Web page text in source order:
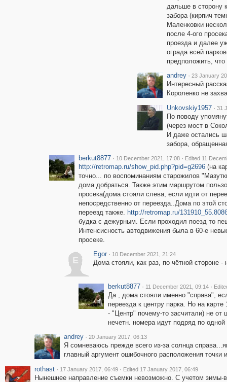
дальше в сторону
забора (кирпич
Маленковки
после 4-ого
проезда и далее
ограда всей
предположить,
andrey · 23 January
Интересный
Короленко не
Unkovskiy1957 · 31
По поводу
(через мост в
И даже остались
забора,
berkut8877 · 10 December 2021, 17:08 · Edited 11
http://retromap.ru/show_pid.php?pid=g2696(на
точно... по воспоминаниям старожилов
дома добраться. Также этим маршрутом
просека(дома стояли слева, если идти от
непосредственно от переезда..Дома по этой
переезд также. http://retromap.ru/
будка с дежурным. Если проходил поезд то
Интенсисность автодвижения была в 60-е
просеке.
E
Egor · 10 December 2021, 21:24
Дома стояли, как раз, по чётной стороне
berkut8877 · 11 December 2021, 09:14 ·
Да , дома стояли именно "справа",
переезда к центру парка. Но на карте
- "Центр" почему-то засчитали) не от
нечетн. номера идут подряд по одной
andrey · 20 January 2017, 06:13
Я сомневаюсь прежде всего из-за солнца
главный аргумент ошибочного расположения точки
rothast · 17 January 2017, 06:49 · Edited 17 January 2017, 06:49
Нынешнее направление съемки невозможно. С учетом зимы-